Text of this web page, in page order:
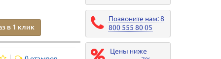
в 1 клик
Позвоните нам: 8
800 555 80 05
Цены ниже